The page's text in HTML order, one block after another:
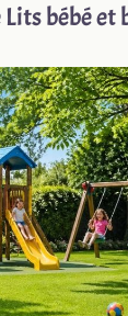
bébé et